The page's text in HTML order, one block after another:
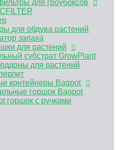
pH Biobizz
pH Plagron
pH Orange Tree
pH Simplex
рН
pH Terra Aquatica (GHE)
EC TDS
хранения электродов,
растворы
для гроубоксов
для обдува растений
запаха
для растений
субстрат GrowPlant
для растений
контейнеры Bagpot
горшок Bagpot
горшок с ручками